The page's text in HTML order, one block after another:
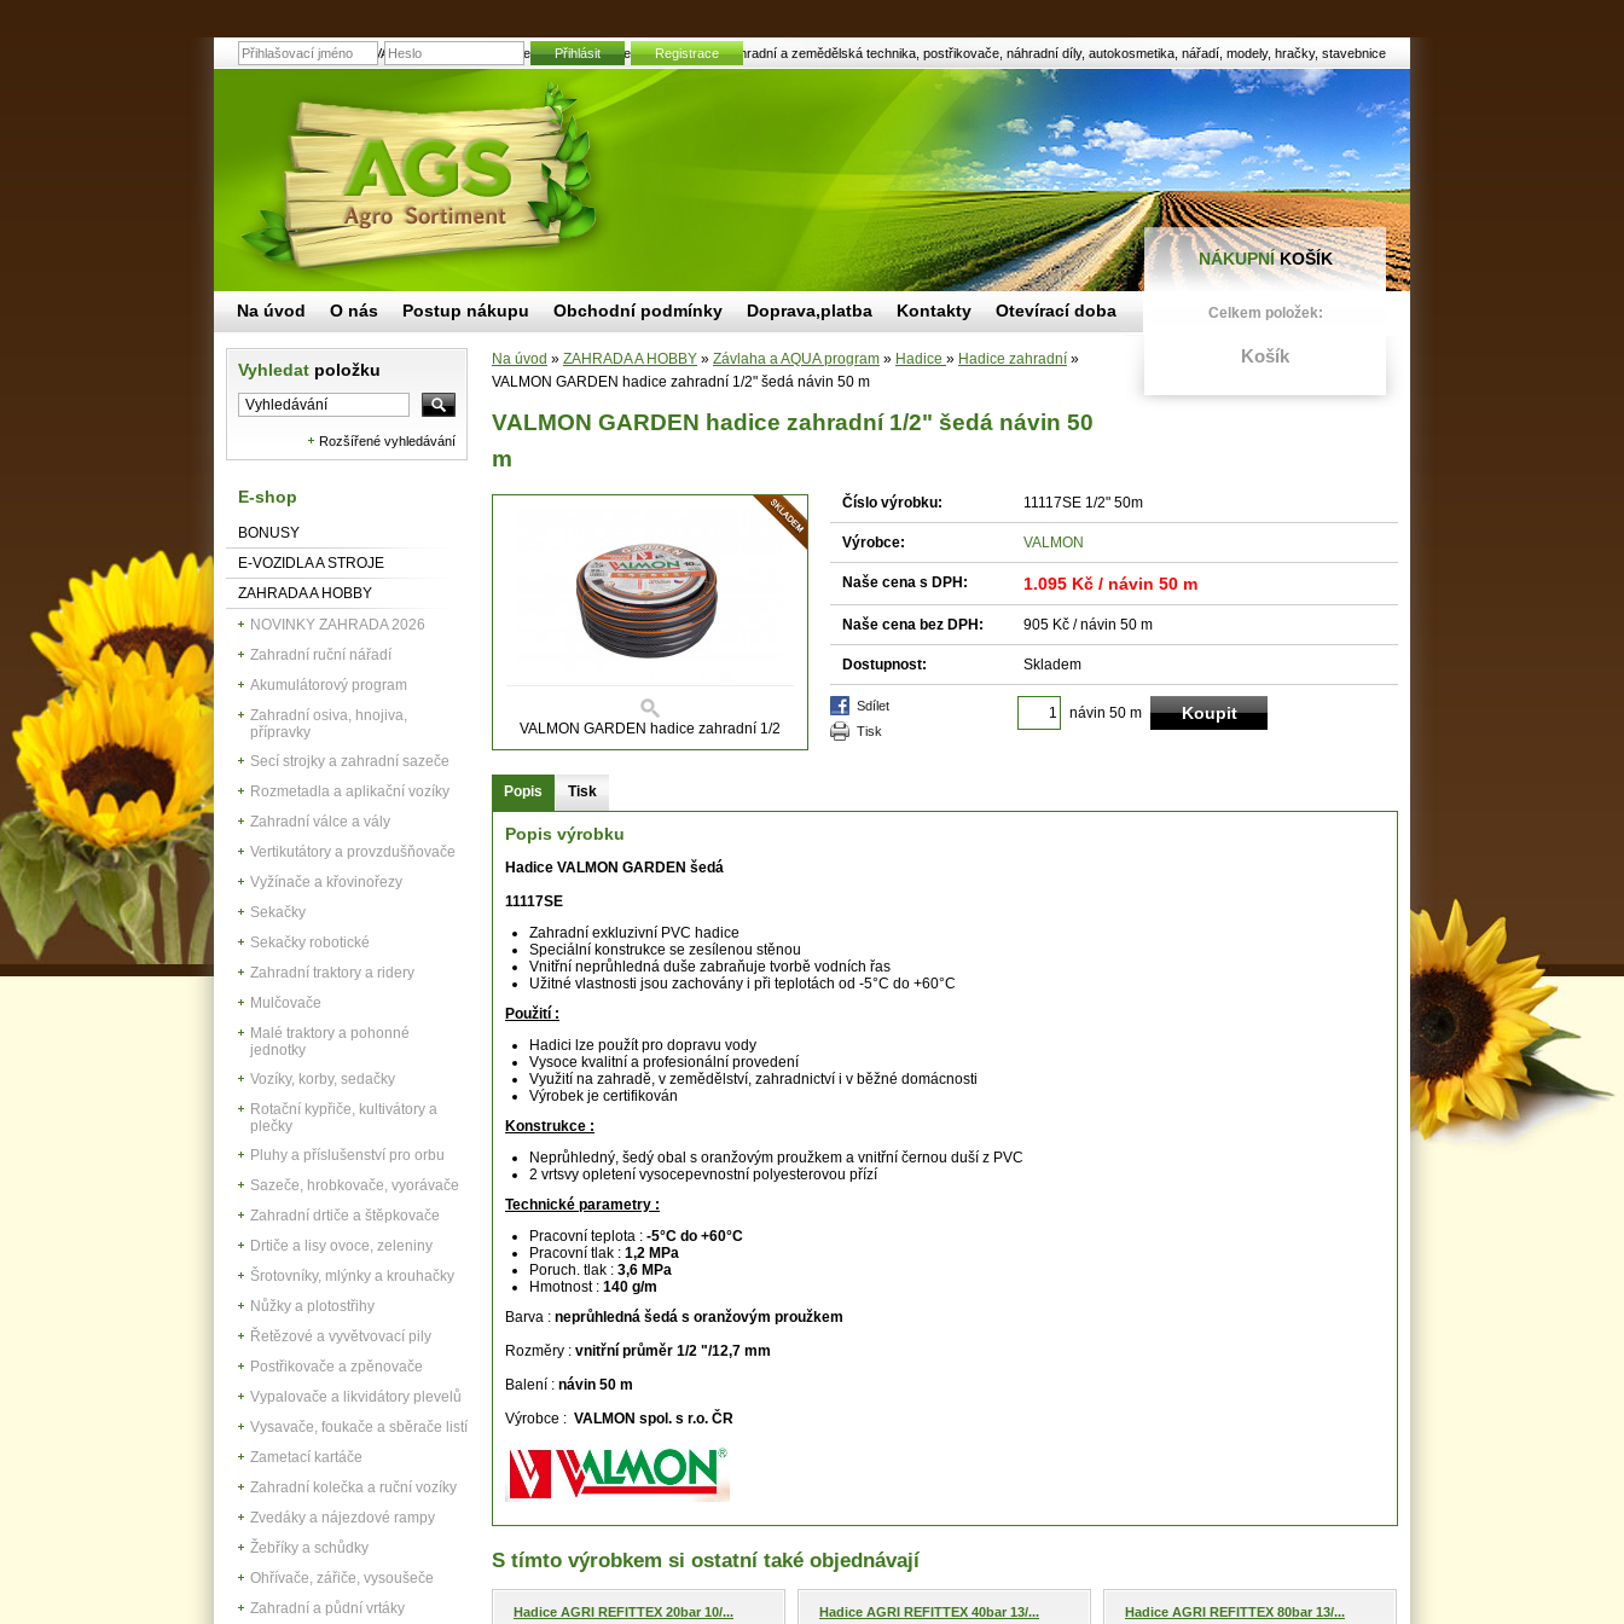
VALMON GARDEN hadice zahradní 1/2" šedá návin 50 m | Zahradní a zemědělská technika, postřikovače, náhradní díly, autokosmetika, nářadí, modely, hračky, stavebnice
Přihlásit Registrace
Vyhledat položku
Rozšířené vyhledávání
E-shop
BONUSY
E-VOZIDLA A STROJE
ZAHRADA A HOBBY
NOVINKY ZAHRADA 2026
Zahradní ruční nářadí
Akumulátorový program
Zahradní osiva, hnojiva,
přípravky
Secí strojky a zahradní sazeče
Rozmetadla a aplikační vozíky
Zahradní válce a vály
Vertikutátory a provzdušňovače
Vyžínače a křovinořezy
Sekačky
Sekačky robotické
Zahradní traktory a ridery
Mulčovače
Malé traktory a pohonné
jednotky
Vozíky, korby, sedačky
Rotační kypřiče, kultivátory a
plečky
Pluhy a příslušenství pro orbu
Sazeče, hrobkovače, vyorávače
Zahradní drtiče a štěpkovače
Drtiče a lisy ovoce, zeleniny
Šrotovníky, mlýnky a krouhačky
Nůžky a plotostřihy
Řetězové a vyvětvovací pily
Postřikovače a zpěnovače
Vypalovače a likvidátory plevelů
Vysavače, foukače a sběrače listí
Zametací kartáče
Zahradní kolečka a ruční vozíky
Zvedáky a nájezdové rampy
Žebříky a schůdky
Ohřívače, zářiče, vysoušeče
Zahradní a půdní vrtáky
Na úvod » ZAHRADA A HOBBY » Závlaha a AQUA program » Hadice » Hadice zahradní »
VALMON GARDEN hadice zahradní 1/2" šedá návin 50 m
VALMON GARDEN hadice zahradní 1/2" šedá návin 50
m
VALMON GARDEN hadice zahradní 1/2
Číslo výrobku: 11117SE 1/2" 50m
Výrobce: VALMON
Naše cena s DPH: 1.095 Kč / návin 50 m
Naše cena bez DPH: 905 Kč / návin 50 m
Dostupnost: Skladem
sdílet
tisk
návin 50 m
Popis Tisk
Popis výrobku
Hadice VALMON GARDEN šedá
11117SE
Zahradní exkluzivní PVC hadice
Speciální konstrukce se zesílenou stěnou
Vnitřní neprůhledná duše zabraňuje tvorbě vodních řas
Užitné vlastnosti jsou zachovány i při teplotách od -5°C do +60°C
Použití :
Hadici lze použít pro dopravu vody
Vysoce kvalitní a profesionální provedení
Využití na zahradě, v zemědělství, zahradnictví i v běžné domácnosti
Výrobek je certifikován
Konstrukce :
Neprůhledný, šedý obal s oranžovým proužkem a vnitřní černou duší z PVC
2 vrtsvy opletení vysocepevnostní polyesterovou přízí
Technické parametry :
Pracovní teplota :-5°C do +60°C
Pracovní tlak :1,2 MPa
Poruch. tlak :3,6 MPa
Hmotnost :140 g/m
Barva : neprůhledná šedá s oranžovým proužkem
Rozměry : vnitřní průměr 1/2 "/12,7 mm
Balení : návin 50 m
Výrobce : VALMON spol. s r.o. ČR
S tímto výrobkem si ostatní také objednávají
Hadice AGRI REFITTEX 20bar 10/... Hadice AGRI REFITTEX 40bar 13/... Hadice AGRI REFITTEX 80bar 13/...
NÁKUPNÍKOŠÍK
Celkem položek:
Košík
Na úvod O nás Postup nákupu Obchodní podmínky Doprava,platba Kontakty Otevírací doba